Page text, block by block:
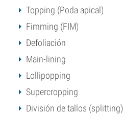
Topping (Poda apical)
Fimming (FIM)
Defoliación
Main-lining
Lollipopping
Supercropping
División de tallos (splitting)